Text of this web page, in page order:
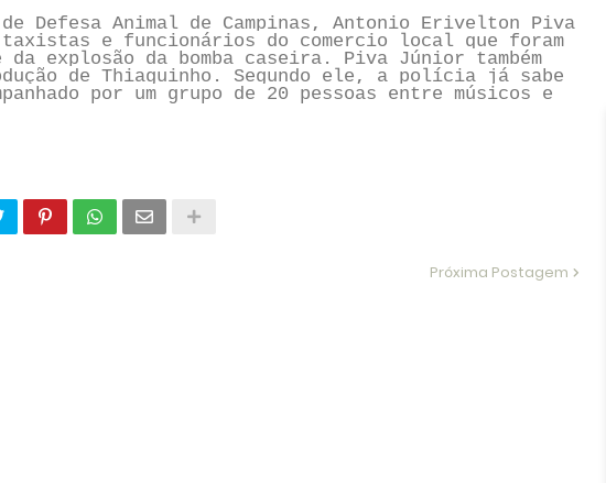
Defesa Animal de Campinas, Antonio Erivelton Piva
e funcionários do comercio local que foram
explosão da bomba caseira. Piva Júnior também
de Thiaguinho. Segundo ele, a polícia já sabe
por um grupo de 20 pessoas entre músicos e
Próxima Postagem